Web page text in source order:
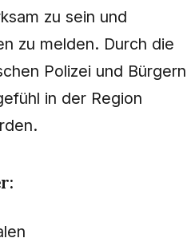
zu sein und
zu melden. Durch die
Polizei und Bürgern
in der Region